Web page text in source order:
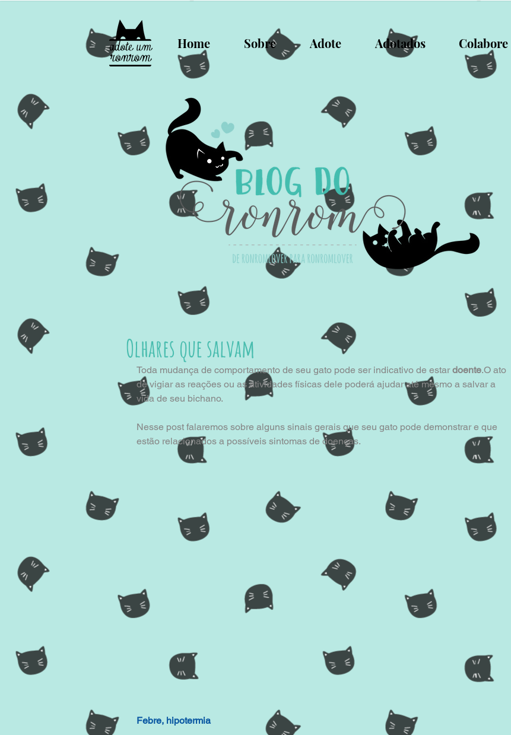
Home Sobre Adote Adotados Colabore
Olhares que salvam
Toda mudança de comportamento de seu gato pode ser indicativo de estar doente.O ato
de vigiar as reações ou as atividades físicas dele poderá ajudar até mesmo a salvar a
vida de seu bichano.
Nesse post falaremos sobre alguns sinais gerais que seu gato pode demonstrar e que
estão relacionados a possíveis sintomas de doenças.
Febre, hipotermia